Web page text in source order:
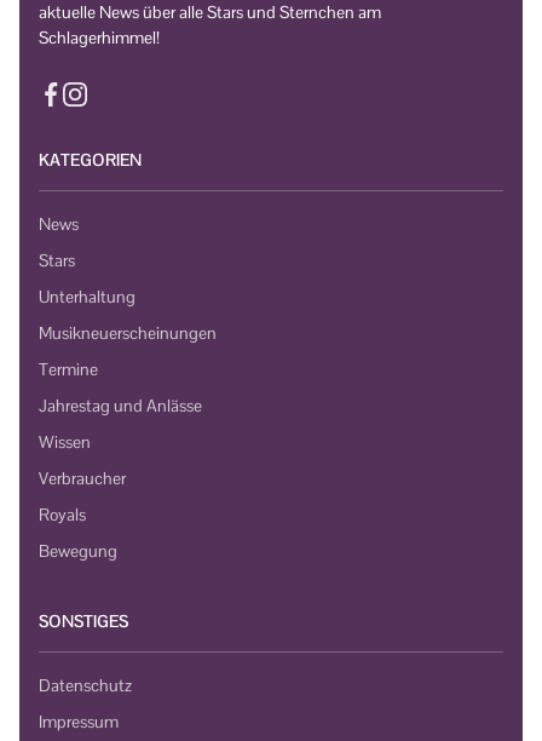
aktuelle News über alle Stars und Sternchen am
Schlagerhimmel!
KATEGORIEN
News
Stars
Unterhaltung
Musikneuerscheinungen
Termine
Jahrestag und Anlässe
Wissen
Verbraucher
Royals
Bewegung
SONSTIGES
Datenschutz
Impressum